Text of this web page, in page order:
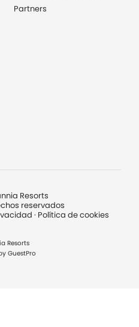
Partners
Resorts
reservados
· Política de cookies
Resorts
GuestPro